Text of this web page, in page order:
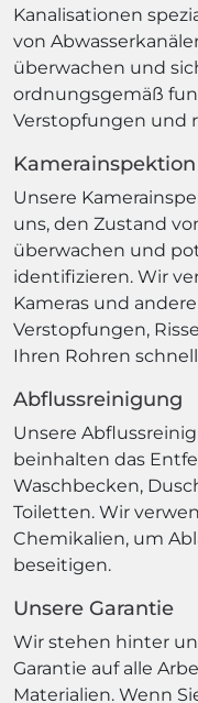
Kanalisationen
von
überwachen und
ordnungsgemäß
Verstopfungen und
Kamerainspektion
Unsere
uns, den Zustand
überwachen und
identifizieren. Wir
Kameras und
Verstopfungen,
Ihren Rohren
Abflussreinigung
Unsere
beinhalten das
Waschbecken,
Toiletten. Wir
Chemikalien, um
beseitigen.
Unsere Garantie
Wir stehen hinter
Garantie auf alle
Materialien. Wenn